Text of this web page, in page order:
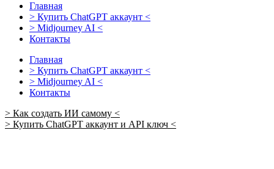
Главная
> Купить ChatGPT аккаунт <
> Midjourney AI <
Контакты
Главная
> Купить ChatGPT аккаунт <
> Midjourney AI <
Контакты
> Как создать ИИ самому <
> Купить ChatGPT аккаунт и API ключ <